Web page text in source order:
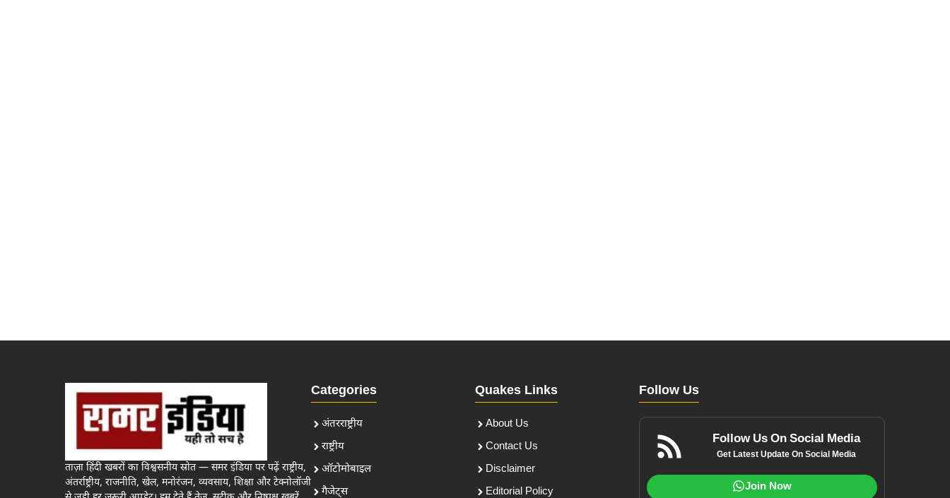
ताज़ा हिंदी खबरों का विश्वसनीय स्रोत — समर इंडिया पर पढ़ें राष्ट्रीय,
अंतर्राष्ट्रीय, राजनीति, खेल, मनोरंजन, व्यवसाय, शिक्षा और टेक्नोलॉजी
Categories
अंतरराष्ट्रीय
राष्ट्रीय
ऑटोमोबाइल
गैजेट्स
Quakes Links
About Us
Contact Us
Disclaimer
Editorial Policy
Follow Us
Follow Us On Social Media
Get Latest Update On Social Media
Join Now